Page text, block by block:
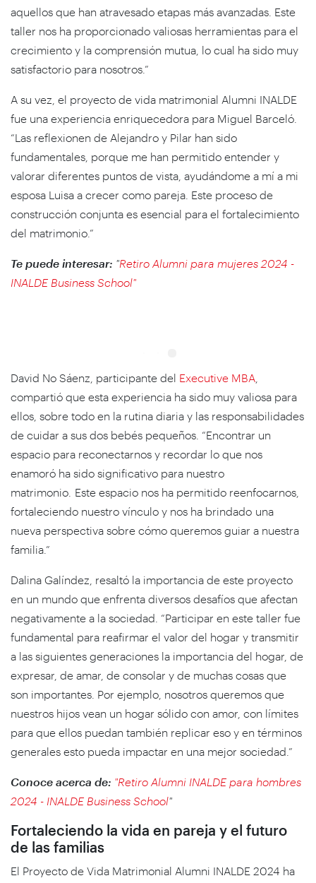
aquellos que han atravesado etapas más avanzadas. Este
taller nos ha proporcionado valiosas herramientas para el
crecimiento y la comprensión mutua, lo cual ha sido muy
satisfactorio para nosotros.”
A su vez, el proyecto de vida matrimonial Alumni INALDE
fue una experiencia enriquecedora para Miguel Barceló.
“Las reflexionen de Alejandro y Pilar han sido
fundamentales, porque me han permitido entender y
valorar diferentes puntos de vista, ayudándome a mí a mi
esposa Luisa a crecer como pareja. Este proceso de
construcción conjunta es esencial para el fortalecimiento
del matrimonio.”
Te puede interesar: "Retiro Alumni para mujeres 2024 -
INALDE Business School"
David No Sáenz, participante del Executive MBA
compartió que esta experiencia ha sido muy valiosa para
ellos, sobre todo en la rutina diaria y las responsabilidades
de cuidar a sus dos bebés pequeños. “Encontrar un
espacio para reconectarnos y recordar lo que nos
enamoró ha sido significativo para nuestro
matrimonio. Este espacio nos ha permitido reenfocarnos,
fortaleciendo nuestro vínculo y nos ha brindado una
nueva perspectiva sobre cómo queremos guiar a nuestra
familia.”
Dalina Galíndez, resaltó la importancia de este proyecto
en un mundo que enfrenta diversos desafíos que afectan
negativamente a la sociedad. “Participar en este taller fue
fundamental para reafirmar el valor del hogar y transmitir
a las siguientes generaciones la importancia del hogar, de
expresar, de amar, de consolar y de muchas cosas que
son importantes. Por ejemplo, nosotros queremos que
nuestros hijos vean un hogar sólido con amor, con límites
para que ellos puedan también replicar eso y en términos
generales esto pueda impactar en una mejor sociedad.”
Conoce acerca de: "Retiro Alumni INALDE para hombres
2024 - INALDE Business School"
Fortaleciendo la vida en pareja y el futuro
de las familias
El Proyecto de Vida Matrimonial Alumni INALDE 2024 ha